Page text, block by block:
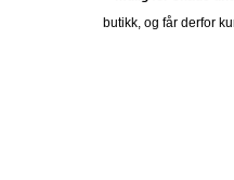
butikk, og får derfor